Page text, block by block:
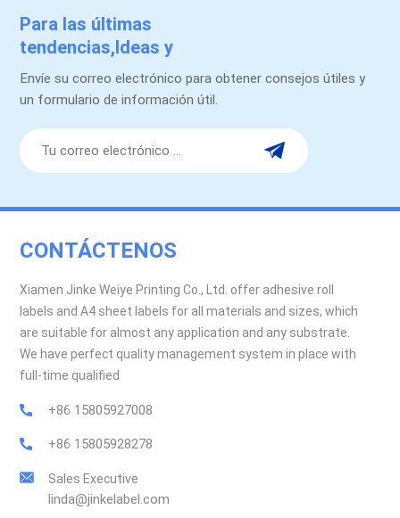
Para las últimas
tendencias,Ideas y
promociones.
Envíe su correo electrónico para obtener consejos útiles y
un formulario de información útil.
CONTÁCTENOS
Xiamen Jinke Weiye Printing Co., Ltd. offer adhesive roll
labels and A4 sheet labels for all materials and sizes, which
are suitable for almost any application and any substrate.
We have perfect quality management system in place with
full-time qualified
+86 15805927008
+86 15805928278
Sales Executive
linda@jinkelabel.com